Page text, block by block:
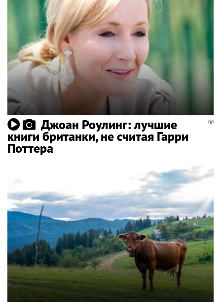
Джоан Роулинг: лучшие
книги британки, не считая Гарри
Поттера